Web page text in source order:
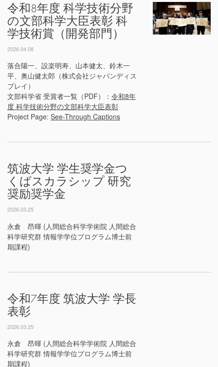
令和8年度 科学技術分野
の文部科学大臣表彰 科
学技術賞（開発部門）
2026.04.08
落合陽一、設楽明寿、山本健太、鈴木一
平、奥山健太郎（株式会社ジャパンディス
プレイ）
文部科学省 受賞者一覧（PDF）： 令和8年
度 科学技術分野の文部科学大臣表彰
Project Page: See-Through Captions
筑波大学 学生奨学金つ
くばスカラシップ 研究
奨励奨学金
2026.03.25
永倉 昂暉 (人間総合科学学術院 人間総合
科学研究群 情報学学位プログラム博士前
期課程)
令和7年度 筑波大学 学長
表彰
2026.03.25
永倉 昂暉 (人間総合科学学術院 人間総合
科学研究群 情報学学位プログラム博士前
期課程)